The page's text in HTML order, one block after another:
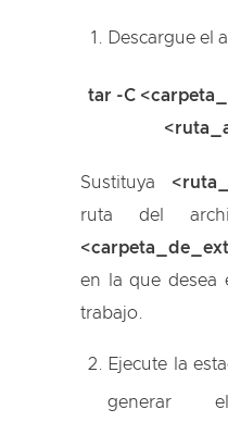
Descargue el
tar -C
Sustituya
ruta del
en la que desea
trabajo.
Ejecute la
generar